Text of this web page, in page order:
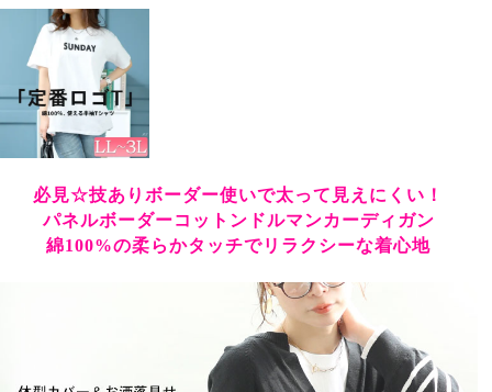
必見☆技ありボーダー使いで太って見えにくい！
パネルボーダーコットンドルマンカーディガン
綿100%の柔らかタッチでリラクシーな着心地